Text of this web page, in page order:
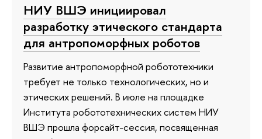
НИУ ВШЭ инициировал
разработку этического стандарта
для антропоморфных роботов
Развитие антропоморфной робототехники
требует не только технологических, но и
этических решений. В июле на площадке
Института робототехнических систем НИУ
ВШЭ прошла форсайт-сессия, посвященная